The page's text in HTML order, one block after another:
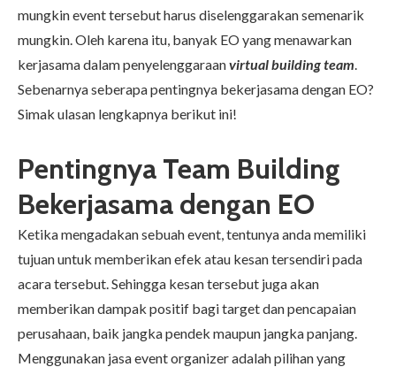
mungkin event tersebut harus diselenggarakan semenarik
mungkin. Oleh karena itu, banyak EO yang menawarkan
kerjasama dalampenyelenggaraanvirtual building team.
Sebenarnya seberapa pentingnya bekerjasama dengan EO?
Simak ulasan lengkapnya berikut ini!
Pentingnya Team Building
Bekerjasama dengan EO
Ketika mengadakan sebuah event, tentunya anda memiliki
tujuan untuk memberikan efek atau kesan tersendiri pada
acara tersebut. Sehingga kesan tersebut juga akan
memberikan dampak positif bagi target dan pencapaian
perusahaan, baik jangka pendek maupun jangka panjang.
Menggunakan jasa event organizer adalah pilihan yang